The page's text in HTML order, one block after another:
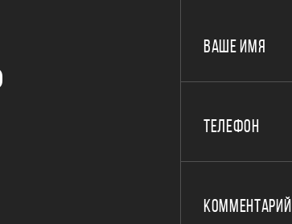
ВАШЕ ИМЯ
ТЕЛЕФОН
КОММЕНТАРИЙ